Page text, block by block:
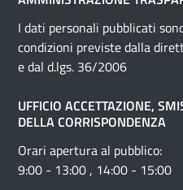
I dati personali pubblicati
condizioni previste dalla
e dal d.lgs. 36/2006
UFFICIO ACCETTAZIONE,
DELLA CORRISPONDENZA
Orari apertura al pubblico:
9:00 - 13:00 , 14:00 - 15:00